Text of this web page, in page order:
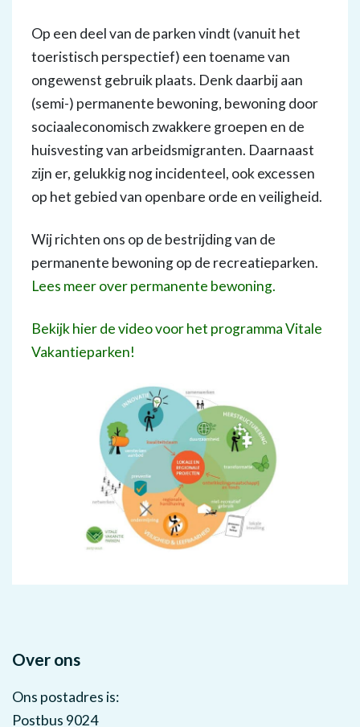
Op een deel van de parken vindt (vanuit het
toeristisch perspectief) een toename van
ongewenst gebruik plaats. Denk daarbij aan
(semi-) permanente bewoning, bewoning door
sociaaleconomisch zwakkere groepen en de
huisvesting van arbeidsmigranten. Daarnaast
zijn er, gelukkig nog incidenteel, ook excessen
op het gebied van openbare orde en veiligheid.
Wij richten ons op de bestrijding van de
permanente bewoning op de recreatieparken.
Lees meer over permanente bewoning.
Bekijk hier de video voor het programma Vitale
Vakantieparken!
Over ons
Ons postadres is:
Postbus 9024